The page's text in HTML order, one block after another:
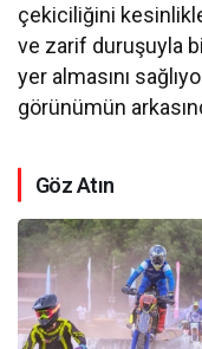
çekiciliğini
ve zarif duruşuyla
yer almasını
görünümün
Göz Atın